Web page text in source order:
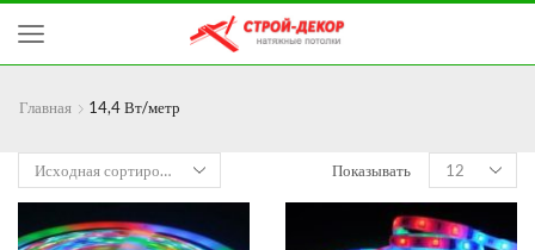
Главная 14,4 Вт/метр
Показывать